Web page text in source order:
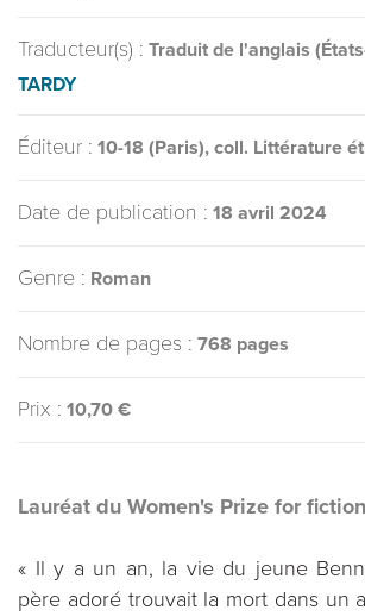
Traducteur(s) : Traduit de l'anglais
TARDY
Éditeur : 10-18 (Paris), coll. Littérature
Date de publication : 18 avril 2024
Genre : Roman
Nombre de pages : 768 pages
Prix : 10,70 €
Lauréat du Women's Prize for
« Il y a un an, la vie du jeune
père adoré trouvait la mort dans un